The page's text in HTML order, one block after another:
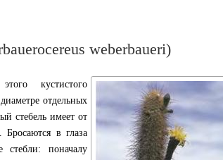
weberbaueri)
кустистого
отдельных
стебель имеет от
в глаза
стебли: поначалу